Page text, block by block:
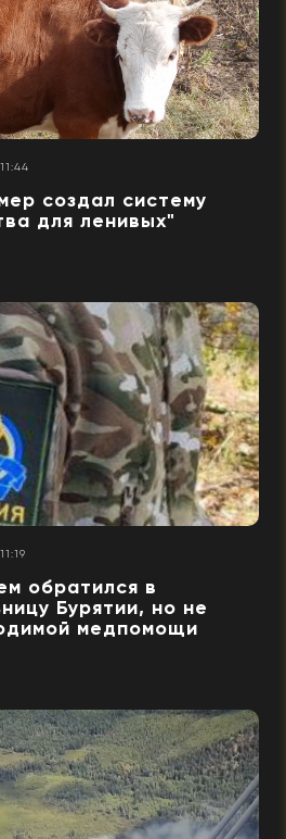
создал систему
для ленивых"
обратился в
Бурятии, но не
медпомощи